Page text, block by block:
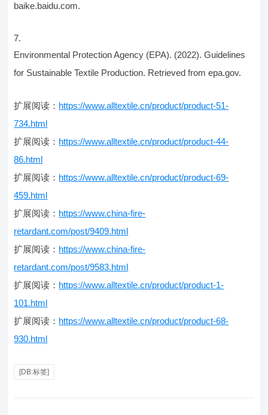
baike.baidu.com.
Environmental Protection Agency (EPA). (2022). Guidelines
for Sustainable Textile Production. Retrieved from epa.gov.
扩展阅读： https://www.alltextile.cn/product/product-51-
734.html
扩展阅读： https://www.alltextile.cn/product/product-44-
86.html
扩展阅读： https://www.alltextile.cn/product/product-69-
459.html
扩展阅读： https://www.china-fire-
retardant.com/post/9409.html
扩展阅读： https://www.china-fire-
retardant.com/post/9583.html
扩展阅读： https://www.alltextile.cn/product/product-1-
101.html
扩展阅读： https://www.alltextile.cn/product/product-68-
930.html
[DB:标签]